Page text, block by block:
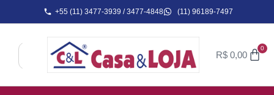
+55 (11) 3477-3939 / 3477-4848 (11) 96189-7497
R$ 0,00
0